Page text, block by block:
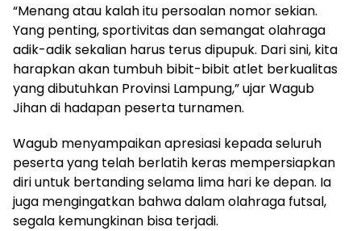
“Menang atau kalah itu persoalan nomor sekian.
Yang penting, sportivitas dan semangat olahraga
adik-adik sekalian harus terus dipupuk. Dari sini, kita
harapkan akan tumbuh bibit-bibit atlet berkualitas
yang dibutuhkan Provinsi Lampung,” ujar Wagub
Jihan di hadapan peserta turnamen.
Wagub menyampaikan apresiasi kepada seluruh
peserta yang telah berlatih keras mempersiapkan
diri untuk bertanding selama lima hari ke depan. Ia
juga mengingatkan bahwa dalam olahraga futsal,
segala kemungkinan bisa terjadi.